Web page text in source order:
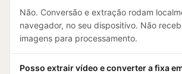
Não. Conversão e extração rodam
navegador, no seu dispositivo. Não
imagens para processamento.
Posso extrair vídeo e converter a fixa